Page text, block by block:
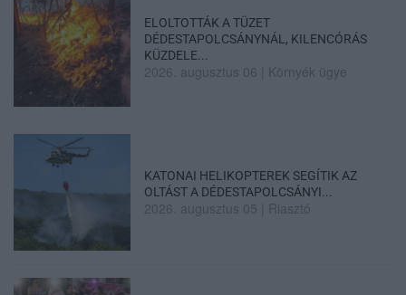
ELOLTOTTÁK A TÜZET
DÉDESTAPOLCSÁNYNÁL, KILENCÓRÁS
KÜZDELE...
2026. augusztus 06 Környék ügye
KATONAI HELIKOPTEREK SEGÍTIK AZ
OLTÁST A DÉDESTAPOLCSÁNYI...
2026. augusztus 05 Riasztó